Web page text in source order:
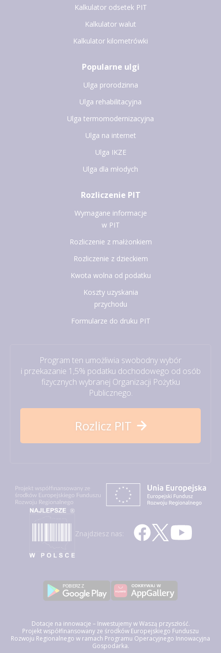
Kalkulator odsetek PIT
Kalkulator walut
Kalkulator kilometrówki
Popularne ulgi
Ulga prorodzinna
Ulga rehabilitacyjna
Ulga termomodernizacyjna
Ulga na internet
Ulga IKZE
Ulga dla młodych
Rozliczenie PIT
Wymagane informacje
w PIT
Rozliczenie z małżonkiem
Rozliczenie z dzieckiem
Kwota wolna od podatku
Koszty uzyskania
przychodu
Formularze do druku PIT
Program ten umożliwia swobodny wybór
i przekazanie 1,5% podatku dochodowego od osób
fizycznych wybranej Organizacji Pożytku
Publicznego.
Rozlicz PIT
Znajdziesz nas:
Dotacje na innowacje – Inwestujemy w Waszą przyszłość.
Projekt współfinansowany ze środków Europejskiego Funduszu
Rozwoju Regionalnego w ramach Programu Operacyjnego Innowacyjna
Gospodarka.